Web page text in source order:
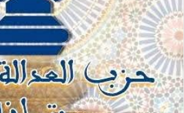
ت
ر
و
ن
ي
ا